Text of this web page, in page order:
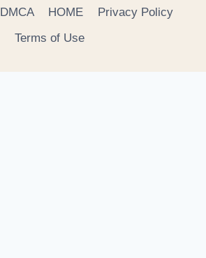
DMCA HOME
Privacy Policy
Terms of Use